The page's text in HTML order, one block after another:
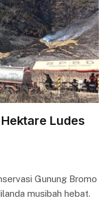
Ludes
Gunung Bromo
musibah hebat.